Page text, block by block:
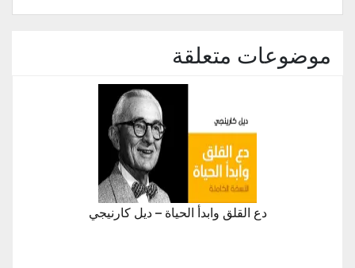
موضوعات متعلقة
دع القلق وابدأ الحياة – ديل كارنيجي